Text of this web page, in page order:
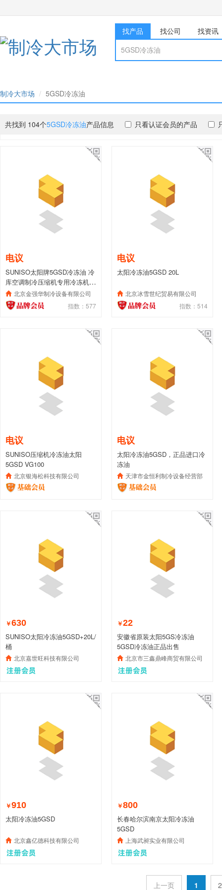
找产品 找公司 找资讯
制冷大市场 5GSD冷冻油
共找到 104个5GSD冷冻油产品信息 只看认证会员的产品
电议
SUNISO太阳牌5GSD冷冻油 冷
库空调制冷压缩机专用冷冻机油
5GS 20L
北京金强华制冷设备有限公司
指数：577
电议
太阳冷冻油5GSD 20L
北京冰雪世纪贸易有限公司
指数：514
电议
SUNISO压缩机冷冻油太阳
5GSD VG100
北京银海松科技有限公司
电议
太阳冷冻油5GSD，正品进口冷
冻油
天津市金恒利制冷设备经营部
￥630
SUNISO太阳冷冻油5GSD+20L/
桶
北京嘉世旺科技有限公司
￥22
安徽省原装太阳5GS冷冻油
5GSD冷冻油正品出售
北京市三鑫鼎峰商贸有限公司
￥910
太阳冷冻油5GSD
北京鑫亿德科技有限公司
￥800
长春哈尔滨南京太阳冷冻油
5GSD
上海武昶实业有限公司
上一页 1 2